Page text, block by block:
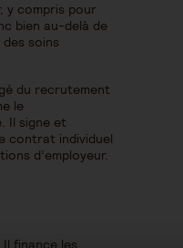
y compris pour
bien au-delà de
soins
du recrutement
le
Il signe et
contrat individuel
d’employeur.
finance les